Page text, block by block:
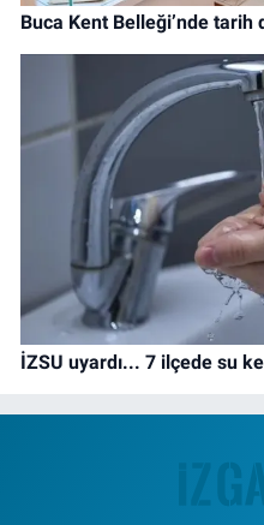
Buca Kent Belleği’nde tarih
İZSU uyardı... 7 ilçede su